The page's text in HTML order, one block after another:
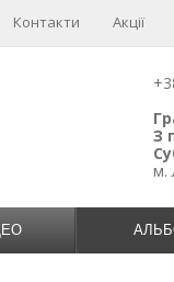
Контакти Акції
З
м.